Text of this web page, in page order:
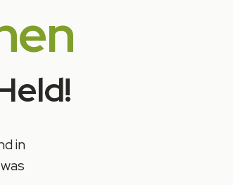
!
in